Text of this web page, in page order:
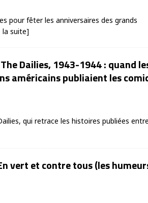
pour fêter les anniversaires des grands
la suite]
Dailies, 1943-1944 : quand
américains publiaient les
qui retrace les histoires publiées
vert et contre tous (les